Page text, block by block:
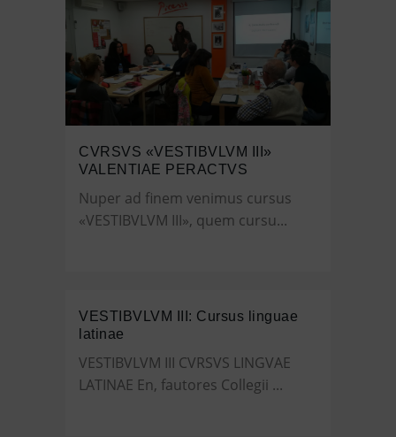
CVRSVS «VESTIBVLVM III»
VALENTIAE PERACTVS
Nuper ad finem venimus cursus
«VESTIBVLVM III», quem cursu...
VESTIBVLVM III: Cursus linguae
latinae
VESTIBVLVM III CVRSVS LINGVAE
LATINAE En, fautores Collegii ...